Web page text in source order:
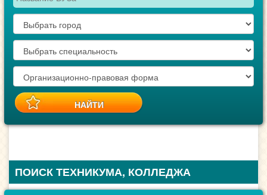
ПОИСК ТЕХНИКУМА, КОЛЛЕДЖА